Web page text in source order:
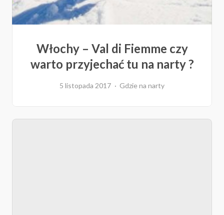
Włochy – Val di Fiemme czy
warto przyjechać tu na narty ?
5 listopada 2017 Gdzie na narty